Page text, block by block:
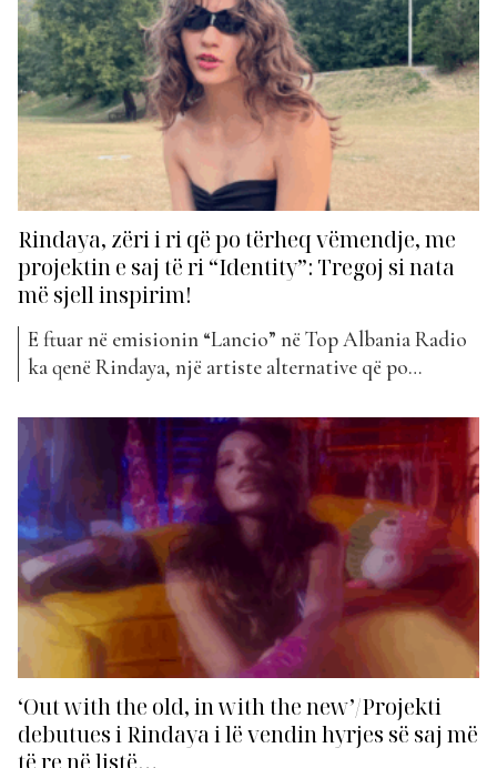
Rindaya, zëri i ri që po tërheq vëmendje, me
projektin e saj të ri “Identity”: Tregoj si nata
më sjell inspirim!
E ftuar në emisionin “Lancio” në Top Albania Radio
ka qenë Rindaya, një artiste alternative që po
Muzika e saj është një përzierje emocionale e trap-it
melodik, hip-hopit alternativ, zërave të butë por të
thellë, dhe atmosferave eksperimentale që të
përfshijnë...
‘Out with the old, in with the new’/Projekti
debutues i Rindaya i lë vendin hyrjes së saj më
të re në listë…